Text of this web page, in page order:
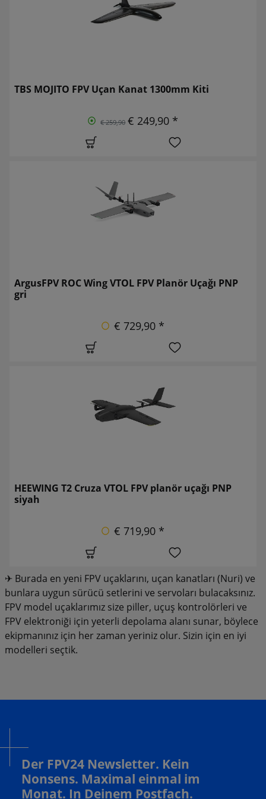
TBS MOJITO FPV Uçan Kanat 1300mm Kiti
€ 259,90 € 249,90 *
ArgusFPV ROC Wing VTOL FPV Planör Uçağı PNP
gri
€ 729,90 *
HEEWING T2 Cruza VTOL FPV planör uçağı PNP
siyah
€ 719,90 *
✈ Burada en yeni FPV uçaklarını, uçan kanatları (Nuri) ve
bunlara uygun sürücü setlerini ve servoları bulacaksınız.
FPV model uçaklarımız size piller, uçuş kontrolörleri ve
FPV elektroniği için yeterli depolama alanı sunar, böylece
ekipmanınız için her zaman yeriniz olur. Sizin için en iyi
modelleri seçtik.
Der FPV24 Newsletter. Kein
Nonsens. Maximal einmal im
Monat. In Deinem Postfach.